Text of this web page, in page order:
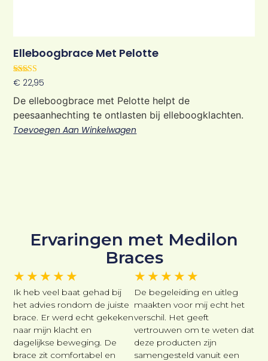
Elleboogbrace Met Pelotte
Waardering
5.00
uit 5
€ 22,95
De elleboogbrace met Pelotte helpt de
peesaanhechting te ontlasten bij elleboogklachten.
Toevoegen Aan Winkelwagen
Ervaringen met Medilon
Braces
★ ★ ★ ★ ★
Ik heb veel baat gehad bij
het advies rondom de juiste
brace. Er werd echt gekeken
naar mijn klacht en
dagelijkse beweging. De
brace zit comfortabel en
★ ★ ★ ★ ★
De begeleiding en uitleg
maakten voor mij echt het
verschil. Het geeft
vertrouwen om te weten dat
deze producten zijn
samengesteld vanuit een